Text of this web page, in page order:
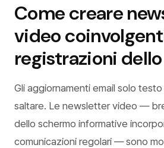
Come creare
video
registrazioni
Gli aggiornamenti email solo
saltare. Le newsletter video —
dello schermo informative
comunicazioni regolari — sono